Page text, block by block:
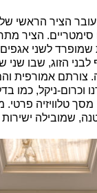
עובר הציר הראשי
הציר
לשני
הזוג, שבו שני
צורתם אמורפית
וכרום-ניקל,
טלוויזיה פרטי.
שמובילה